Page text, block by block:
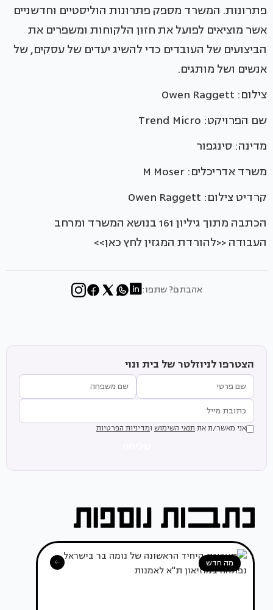
פתרונות. המשרד מספק פתרונות הוליסטיים וחדשניים
אשר מוציאים לפועל את חזון הלקוחות ומשפרים את
הביצועים של העובדים כדי להשיג יעדים של עסקים, של
אנשים ושל מותגים.
צילום: Owen Raggett
שם הפרויקט: Trend Micro
מדינה: סינגפור
משרד אדריכלים: M Moser
קרדיט צילום: Owen Raggett
הכתבה מתוך גיליון 161 בנושא המשרד ומרחב
העבודה <<להורדת המגזין לחץ כאן>>
אהבתם? שתפו:
הצטרפו לניוזלטר של בית ונוי
אני מאשר/ת את תנאי השימוש ומדיניות הפרטיות
מה חדש